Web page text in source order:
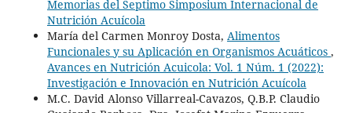
Memorias del Septimo Simposium Internacional de
Nutrición Acuícola
María del Carmen Monroy Dosta, Alimentos
Funcionales y su Aplicación en Organismos Acuáticos ,
Avances en Nutrición Acuicola: Vol. 1 Núm. 1 (2022):
Investigación e Innovación en Nutrición Acuícola
M.C. David Alonso Villarreal-Cavazos, Q.B.P. Claudio